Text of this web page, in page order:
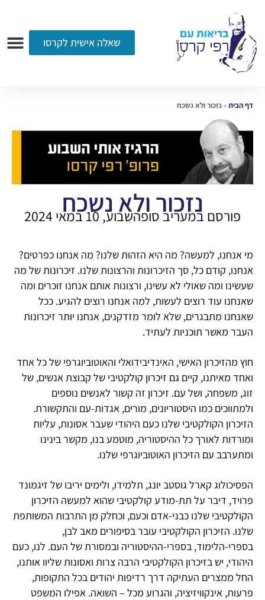
שאלה אישית לקרסו
דף הבית»נזכור ולא נשכח
נזכור ולא נשכח
פורסם במעריב סופהשבוע, 10 במאי 2024
מי אנחנו, למעשה? מה היא הזהות שלנו? מה אנחנו כפרטים?
אנחנו, קודם כל, סך הזיכרונות והרצונות שלנו. זיכרונות של מה
שעשינו ומה שאולי לא עשינו, ורצונות אותם אנחנו זוכרים ומה
שאנחנו עוד רוצים לעשות, למה אנחנו רוצים להגיע. ככל
שאנחנו מתבגרים, שלא לומר מזדקנים, אנחנו יותר זיכרונות
העבר מאשר תוכניות לעתיד.
חוץ מהזיכרון האישי, האינדיבידואלי והאוטוביוגרפי של כל אחד
ואחד מאיתנו, קיים גם זיכרון קולקטיבי של קבוצת אנשים, של
זוג, משפחה, ושל עם. זיכרון זה קשור לאנשים נוספים
ולמתווכים כמו היסטוריונים, מורים, אגדות-עם והתקשורת.
הזיכרון הקולקטיבי שלנו כעם היהודי שעבר אסונות, עליות
ומורדות לאורך כל ההיסטוריה, מוטמע בנו, מקשר בינינו
ומתערבב עם הזיכרון האוטוביוגרפי שלנו.
הפסיכולוג קארל גוסטב יונג, תלמידו, ולימים יריבו של זיגמונד
פרויד, דיבר על תת-מודע קולקטיבי שהוא למעשה הזיכרון
הקולקטיבי שלנו כבני-אדם וכעם, וכחלק מן התרבות המשותפת
שלנו. הזיכרון הקולקטיבי עובר בסיפורים מאב לבן,
בספרי-הלימוד, בספרי-ההיסטוריה ובמסורת של העם. לנו, כעם
היהודי, יש בזיכרון הקולקטיבי הרבה צרות ואסונות שליוו אותנו,
החל ממצרים העתיקה דרך רדיפות יהודים בכל התקופות,
פרעות, אינקוויזיציה, והגרוע מכל – השואה. אפילו המשפט